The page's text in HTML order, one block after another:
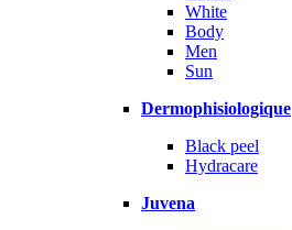
White
Body
Men
Sun
Dermophisiologique
Black peel
Hydracare
Juvena